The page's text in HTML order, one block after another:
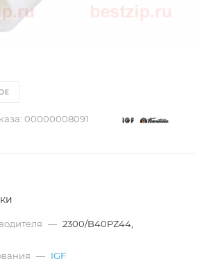
00000008091
— 2300/B40PZ44,
— IGF